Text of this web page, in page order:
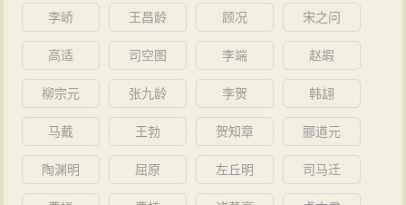
李峤 王昌龄 顾况 宋之问
高适 司空图 李端 赵嘏
柳宗元 张九龄 李贺 韩翃
马戴 王勃 贺知章 郦道元
陶渊明 屈原 左丘明 司马迁